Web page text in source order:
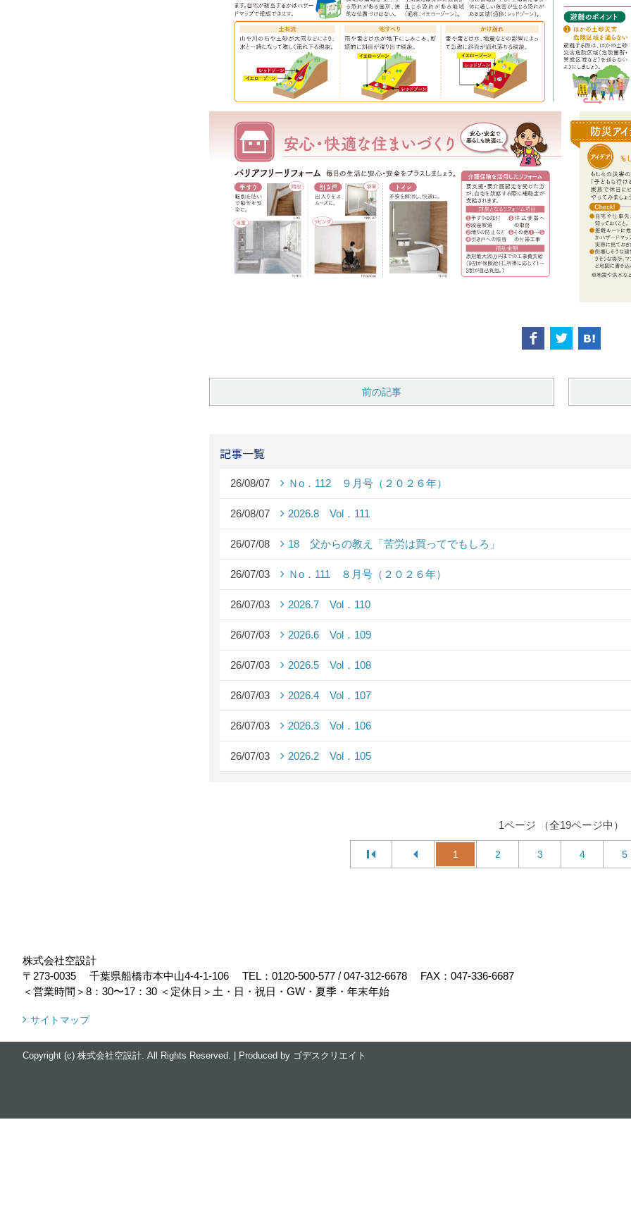
前の記事
記事一覧
26/08/07 Ｎo．112 ９月号（２０２６年）
26/08/07 2026.8 Vol．111
26/07/08 18 父からの教え「苦労は買ってでもしろ」
26/07/03 Ｎo．111 ８月号（２０２６年）
26/07/03 2026.7 Vol．110
26/07/03 2026.6 Vol．109
26/07/03 2026.5 Vol．108
26/07/03 2026.4 Vol．107
26/07/03 2026.3 Vol．106
26/07/03 2026.2 Vol．105
1ページ （全19ページ中）
1 2 3 4 5
株式会社空設計
〒273-0035
千葉県船橋市本中山4-4-1-106 TEL： 0120-500-577 / 047-312-6678
FAX：047-336-6687
＜営業時間＞8：30〜17：30 ＜定休日＞土・日・祝日・GW・夏季・年末年始
サイトマップ
Copyright (c) 株式会社空設計. All Rights Reserved. Produced by ゴデスクリエイト